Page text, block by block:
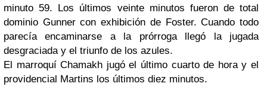
minuto 59. Los últimos veinte minutos fueron de total
dominio Gunner con exhibición de Foster. Cuando todo
parecía encaminarse a la prórroga llegó la jugada
desgraciada y el triunfo de los azules.
El marroquí Chamakh jugó el último cuarto de hora y el
providencial Martins los últimos diez minutos.